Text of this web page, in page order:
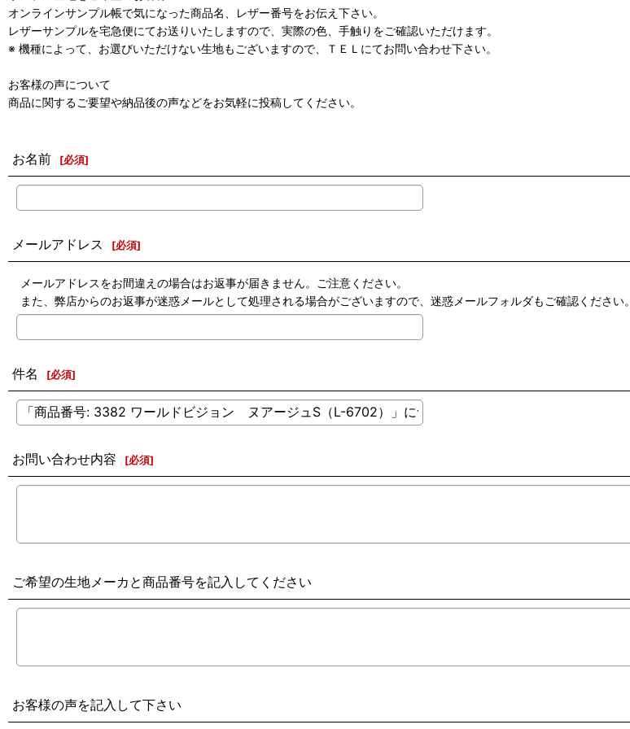
オンラインサンプル帳で気になった商品名、レザー番号をお伝え下さい。
レザーサンプルを宅急便にてお送りいたしますので、実際の色、手触りをご確認いただけます。
※ 機種によって、お選びいただけない生地もございますので、ＴＥＬにてお問い合わせ下さい。
お客様の声について
商品に関するご要望や納品後の声などをお気軽に投稿してください。
お名前 [必須]
メールアドレス [必須]
メールアドレスをお間違えの場合はお返事が届きません。ご注意ください。
また、弊店からのお返事が迷惑メールとして処理される場合がございますので、迷惑メールフォルダもご確認ください。
件名 [必須]
お問い合わせ内容 [必須]
ご希望の生地メーカと商品番号を記入してください
お客様の声を記入して下さい